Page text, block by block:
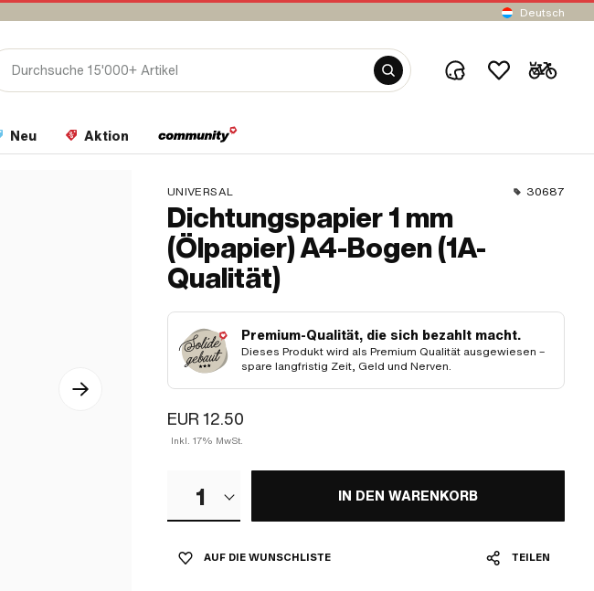
Deutsch
Neu Aktion
UNIVERSAL 30687
Dichtungspapier 1 mm
(Ölpapier) A4-Bogen (1A-
Qualität)
Premium-Qualität, die sich bezahlt macht.
Dieses Produkt wird als Premium Qualität ausgewiesen –
spare langfristig Zeit, Geld und Nerven.
EUR 12.50
Inkl. 17% MwSt.
1 IN DEN WARENKORB
AUF DIE WUNSCHLISTE TEILEN